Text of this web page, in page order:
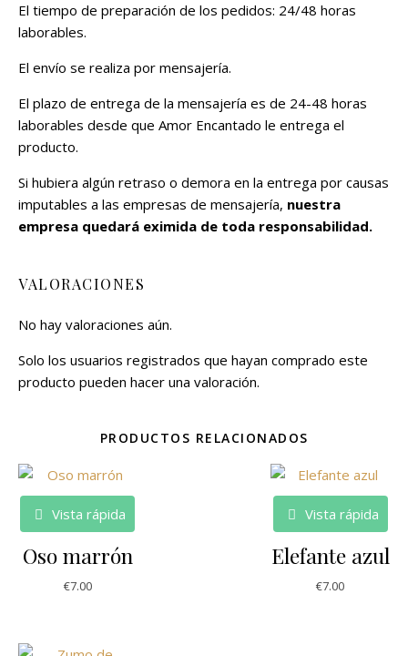
El tiempo de preparación de los pedidos: 24/48 horas
laborables.
El envío se realiza por mensajería.
El plazo de entrega de la mensajería es de 24-48 horas
laborables desde que Amor Encantado le entrega el
producto.
Si hubiera algún retraso o demora en la entrega por causas
imputables a las empresas de mensajería, nuestra
empresa quedará eximida de toda responsabilidad.
VALORACIONES
No hay valoraciones aún.
Solo los usuarios registrados que hayan comprado este
producto pueden hacer una valoración.
PRODUCTOS RELACIONADOS
Vista rápida
Oso marrón
€7.00
Vista rápida
Elefante azul
€7.00